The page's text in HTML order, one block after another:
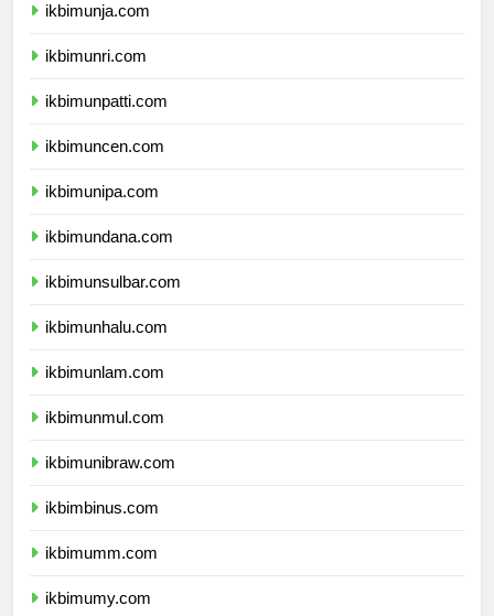
ikbimunja.com
ikbimunri.com
ikbimunpatti.com
ikbimuncen.com
ikbimunipa.com
ikbimundana.com
ikbimunsulbar.com
ikbimunhalu.com
ikbimunlam.com
ikbimunmul.com
ikbimunibraw.com
ikbimbinus.com
ikbimumm.com
ikbimumy.com